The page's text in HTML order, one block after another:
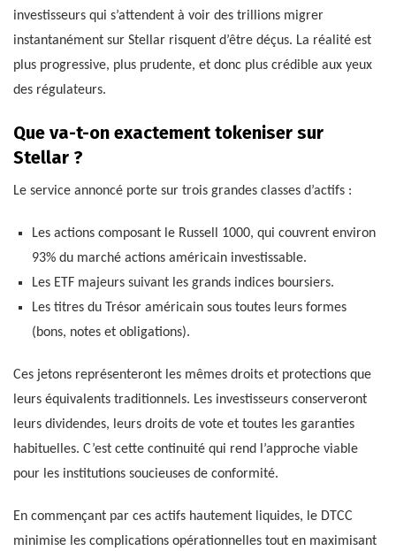
investisseurs qui s’attendent à voir des trillions migrer
instantanément sur Stellar risquent d’être déçus. La réalité est
plus progressive, plus prudente, et donc plus crédible aux yeux
des régulateurs.
Que va-t-on exactement tokeniser sur
Stellar ?
Le service annoncé porte sur trois grandes classes d’actifs :
Les actions composant le Russell 1000, qui couvrent environ
93% du marché actions américain investissable.
Les ETF majeurs suivant les grands indices boursiers.
Les titres du Trésor américain sous toutes leurs formes
(bons, notes et obligations).
Ces jetons représenteront les mêmes droits et protections que
leurs équivalents traditionnels. Les investisseurs conserveront
leurs dividendes, leurs droits de vote et toutes les garanties
habituelles. C’est cette continuité qui rend l’approche viable
pour les institutions soucieuses de conformité.
En commençant par ces actifs hautement liquides, le DTCC
minimise les complications opérationnelles tout en maximisant